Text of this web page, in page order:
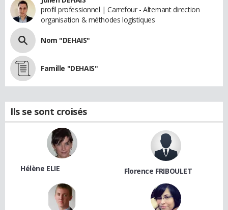
profil professionnel | Carrefour - Alternant direction
organisation & méthodes logistiques
Nom "DEHAIS"
Famille "DEHAIS"
Ils se sont croisés
Hélène ELIE Florence FRIBOULET